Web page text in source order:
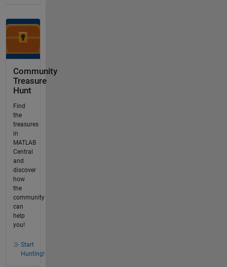
Community
Treasure
Hunt
Find
the
treasures
in
MATLAB
Central
and
discover
how
the
community
can
help
you!
Start
Hunting!